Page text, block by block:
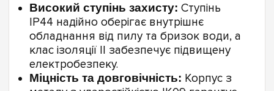
Високий ступінь захисту: Ступінь
IP44 надійно оберігає внутрішнє
обладнання від пилу та бризок води, а
клас ізоляції II забезпечує підвищену
електробезпеку.
Міцність та довговічність: Корпус з